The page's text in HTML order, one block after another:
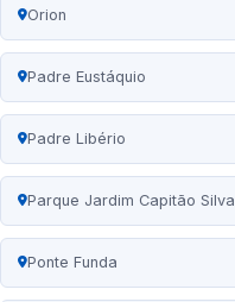
Orion
Padre Eustáquio
Padre Libério
Parque Jardim Capitão Silva
Ponte Funda